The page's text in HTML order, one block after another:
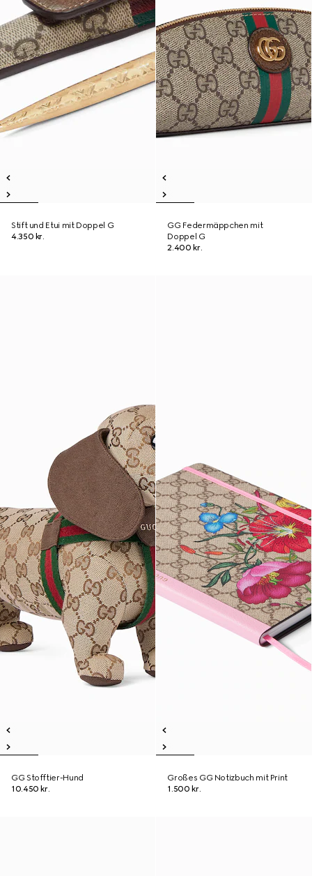
Stift und Etui mit Doppel G
4.350 kr.
GG Federmäppchen mit
Doppel G
2.400 kr.
GG Stofftier-Hund
10.450 kr.
Großes GG Notizbuch mit Print
1.500 kr.